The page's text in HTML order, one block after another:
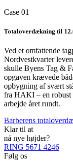
Case 01
Totaloverdækning til
Ved et omfattende
Nordvestkvarter
skulle Byens Tag &
opgaven krævede
opbygning af svært
fra HAKI – en robust
arbejde året rundt.
Barberens
Klar til at
nå nye højder?
RING 5671 4246
Følg os